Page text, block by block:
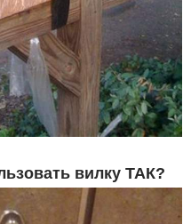
вилку ТАК?